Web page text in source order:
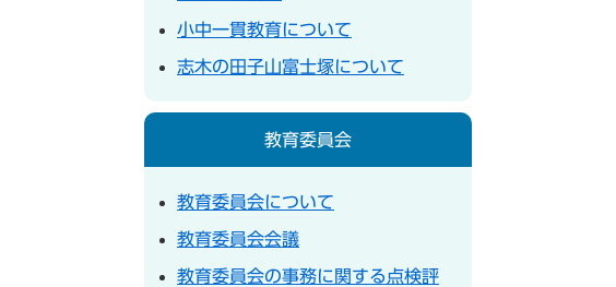
小中一貫教育について
志木の田子山富士塚について
教育委員会
教育委員会について
教育委員会会議
教育委員会の事務に関する点検評